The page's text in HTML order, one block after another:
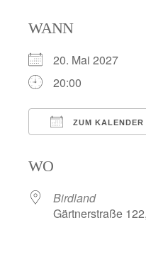
WANN
20. Mai 2027
20:00
ZUM KALENDER
WO
Birdland
Gärtnerstraße